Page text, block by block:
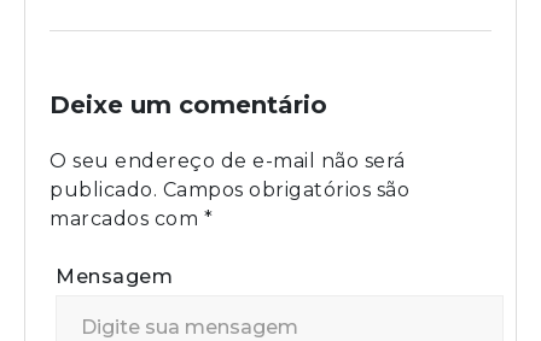
Deixe um comentário
O seu endereço de e-mail não será
publicado. Campos obrigatórios são
marcados com *
Mensagem